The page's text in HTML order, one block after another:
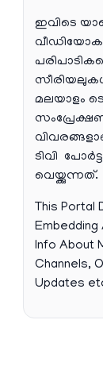
ഇവിടെ
മലയാളം
ടിവി
വെയ്ക്കുന്നത്.
This Portal
Info About
Channels,
Updates